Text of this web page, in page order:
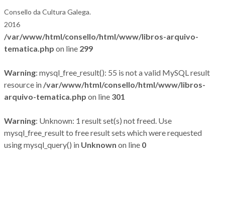
Consello da Cultura Galega.
2016
/var/www/html/consello/html/www/libros-arquivo-
tematica.php on line 299
Warning: mysql_free_result(): 55 is not a valid MySQL result
resource in /var/www/html/consello/html/www/libros-
arquivo-tematica.php on line 301
Warning: Unknown: 1 result set(s) not freed. Use
mysql_free_result to free result sets which were requested
using mysql_query() in Unknown on line 0